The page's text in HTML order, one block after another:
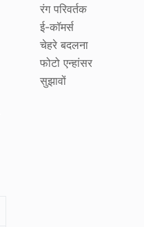
रंग परिवर्तक
ई-कॉमर्स
चेहरे बदलना
फोटो एन्हांसर
सुझावों